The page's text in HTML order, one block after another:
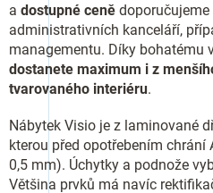
a dostupné ceně
administrativních kanceláří,
managementu. Díky bohatému
dostanete maximum i z
tvarovaného interiéru.
Nábytek Visio je z laminované
kterou před opotřebením
0,5 mm). Úchytky a podnože
Většina prvků má navíc